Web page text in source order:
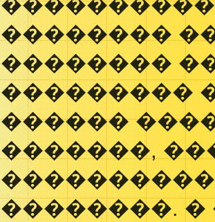
��������
��������
���������
������
�������,
��������.